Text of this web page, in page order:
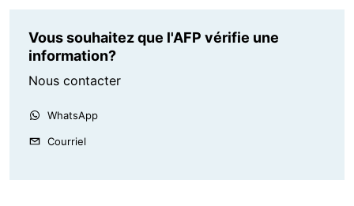
Vous souhaitez que l'AFP vérifie une
information?
Nous contacter
WhatsApp
Courriel